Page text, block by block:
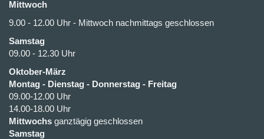
Mittwoch
9.00 - 12.00 Uhr - Mittwoch nachmittags geschlossen
Samstag
09.00 - 12.30 Uhr
Oktober-März
Montag - Dienstag - Donnerstag - Freitag
09.00-12.00 Uhr
14.00-18.00 Uhr
Mittwochs ganztägig geschlossen
Samstag